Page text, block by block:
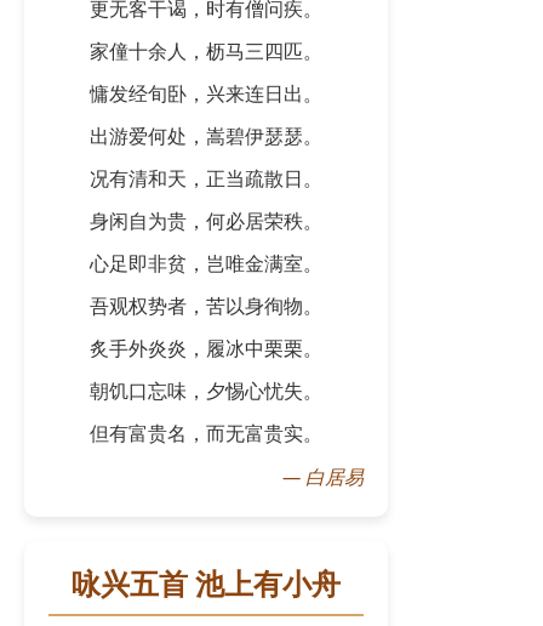
更无客干谒，时有僧问疾。
家僮十余人，枥马三四匹。
慵发经旬卧，兴来连日出。
出游爱何处，嵩碧伊瑟瑟。
况有清和天，正当疏散日。
身闲自为贵，何必居荣秩。
心足即非贫，岂唯金满室。
吾观权势者，苦以身徇物。
炙手外炎炎，履冰中栗栗。
朝饥口忘味，夕惕心忧失。
但有富贵名，而无富贵实。
— 白居易
咏兴五首 池上有小舟